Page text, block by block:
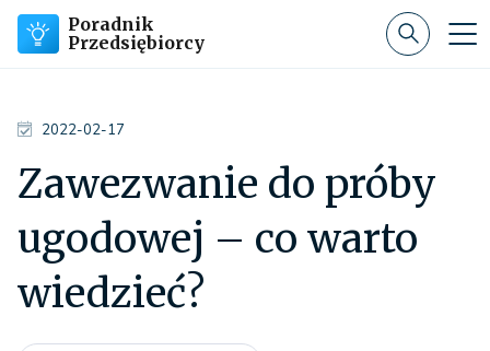
Poradnik
Przedsiębiorcy
2022-02-17
Zawezwanie do próby
ugodowej – co warto
wiedzieć?